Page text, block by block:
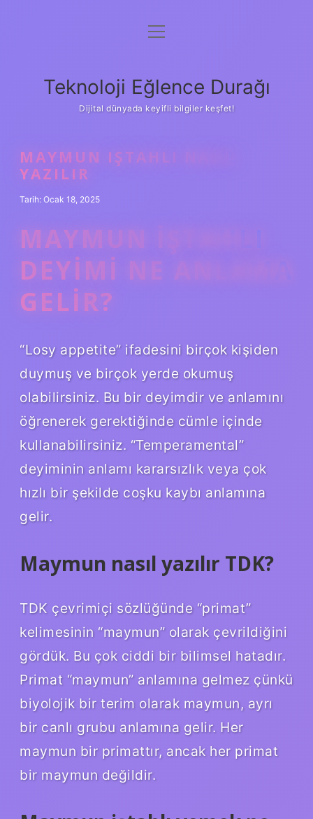
Anasayfa
Yasal Uyarı
menüyü
Teknoloji Eğlence Durağı
Dijital dünyada keyifli bilgiler keşfet!
MAYMUN IŞTAHLI NASIL
YAZILIR
Tarih: Ocak 18, 2025
MAYMUN IŞTAHLI
DEYIMI NE ANLAMA
GELIR?
“Losy appetite” ifadesini birçok kişiden
duymuş ve birçok yerde okumuş
olabilirsiniz. Bu bir deyimdir ve anlamını
öğrenerek gerektiğinde cümle içinde
kullanabilirsiniz. “Temperamental”
deyiminin anlamı kararsızlık veya çok
hızlı bir şekilde coşku kaybı anlamına
gelir.
Maymun nasıl yazılır TDK?
TDK çevrimiçi sözlüğünde “primat”
kelimesinin “maymun” olarak çevrildiğini
gördük. Bu çok ciddi bir bilimsel hatadır.
Primat “maymun” anlamına gelmez çünkü
biyolojik bir terim olarak maymun, ayrı
bir canlı grubu anlamına gelir. Her
maymun bir primattır, ancak her primat
bir maymun değildir.